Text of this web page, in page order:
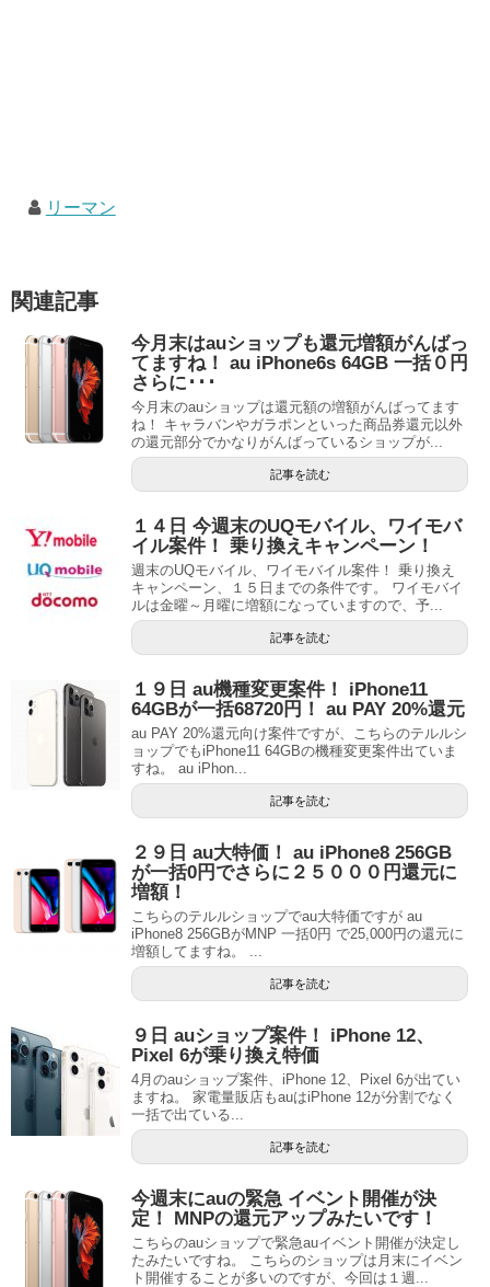
リーマン
関連記事
今月末はauショップも還元増額がんばっ
てますね！ au iPhone6s 64GB 一括０円
さらに･･･
今月末のauショップは還元額の増額がんばってます
ね！ キャラバンやガラポンといった商品券還元以外
の還元部分でかなりがんばっているショップが...
記事を読む
１４日 今週末のUQモバイル、ワイモバ
イル案件！ 乗り換えキャンペーン！
週末のUQモバイル、ワイモバイル案件！ 乗り換え
キャンペーン、１５日までの条件です。 ワイモバイ
ルは金曜～月曜に増額になっていますので、予...
記事を読む
１９日 au機種変更案件！ iPhone11
64GBが一括68720円！ au PAY 20%還元
au PAY 20%還元向け案件ですが、こちらのテルルシ
ョップでもiPhone11 64GBの機種変更案件出ていま
すね。 au iPhon...
記事を読む
２９日 au大特価！ au iPhone8 256GB
が一括0円でさらに２５０００円還元に
増額！
こちらのテルルショップでau大特価ですが au
iPhone8 256GBがMNP 一括0円 で25,000円の還元に
増額してますね。 ...
記事を読む
９日 auショップ案件！ iPhone 12、
Pixel 6が乗り換え特価
4月のauショップ案件、iPhone 12、Pixel 6が出てい
ますね。 家電量販店もauはiPhone 12が分割でなく
一括で出ている...
記事を読む
今週末にauの緊急 イベント開催が決
定！ MNPの還元アップみたいです！
こちらのauショップで緊急auイベント開催が決定し
たみたいですね。 こちらのショップは月末にイベン
ト開催することが多いのですが、今回は１週...